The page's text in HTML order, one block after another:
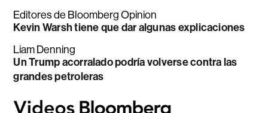
Editores de Bloomberg Opinion
Kevin Warsh tiene que dar algunas explicaciones
Liam Denning
Un Trump acorralado podría volverse contra las
grandes petroleras